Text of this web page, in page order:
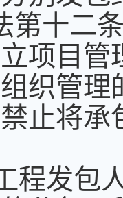
十二
项目
织管理
止将承
程发包